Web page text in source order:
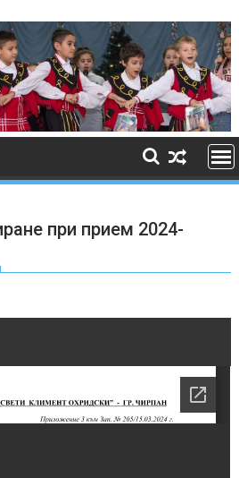
при прием 2024-